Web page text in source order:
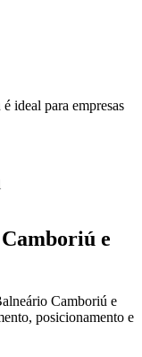
ideal para empresas
e
Camboriú e
posicionamento e